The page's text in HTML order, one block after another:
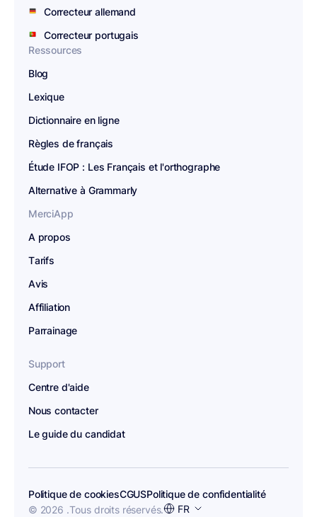
Correcteur allemand
Correcteur portugais
Ressources
Blog
Lexique
Dictionnaire en ligne
Règles de français
Étude IFOP : Les Français et l'orthographe
Alternative à Grammarly
MerciApp
A propos
Tarifs
Avis
Affiliation
Parrainage
Support
Centre d'aide
Nous contacter
Le guide du candidat
Politique de cookiesCGUSPolitique de confidentialité
© 2026 .Tous droits réservés.Choisir
FR